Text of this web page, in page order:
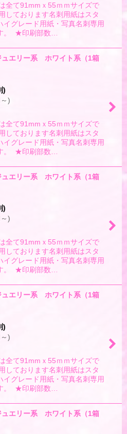
全て91mmｘ55ｍｍサイズで
しております名刺用紙はスタ
イグレード用紙・写真名刺専用
。 ★印刷部数…
エリー系 ホワイト系（1箱
)
～)
全て91mmｘ55ｍｍサイズで
しております名刺用紙はスタ
イグレード用紙・写真名刺専用
。 ★印刷部数…
エリー系 ホワイト系（1箱
)
～)
全て91mmｘ55ｍｍサイズで
しております名刺用紙はスタ
イグレード用紙・写真名刺専用
。 ★印刷部数…
エリー系 ホワイト系（1箱
)
～)
全て91mmｘ55ｍｍサイズで
しております名刺用紙はスタ
イグレード用紙・写真名刺専用
。 ★印刷部数…
エリー系 ホワイト系（1箱